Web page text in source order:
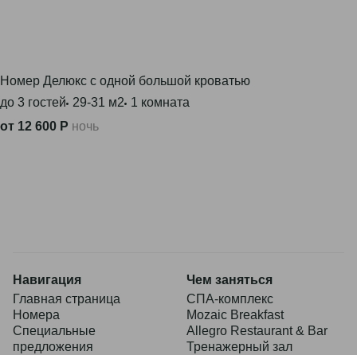
Номер Делюкс с одной большой кроватью
до 3 гостей 29-31 м2 1 комната
от 12 600 Р ночь
Навигация
Главная страница
Номера
Специальные
предложения
Чем заняться
СПА-комплекс
Mozaic Breakfast
Allegro Restaurant & Bar
Тренажерный зал